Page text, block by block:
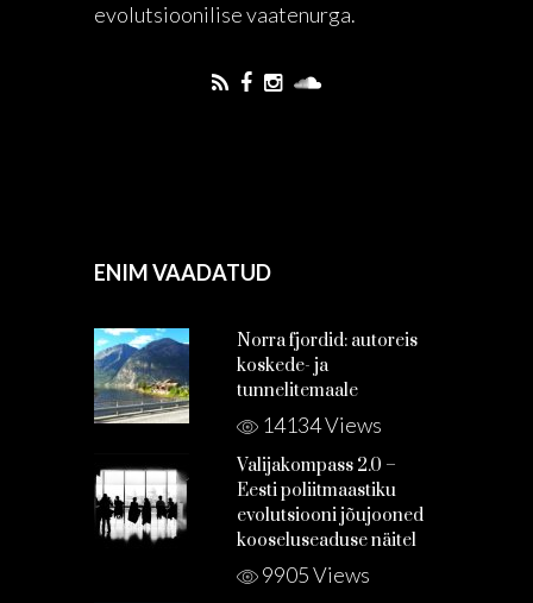
evolutsioonilise vaatenurga.
ENIM VAADATUD
Norra fjordid: autoreis
koskede- ja
tunnelitemaale
14134 Views
Valijakompass 2.0 –
Eesti poliitmaastiku
evolutsiooni jõujooned
kooseluseaduse näitel
9905 Views